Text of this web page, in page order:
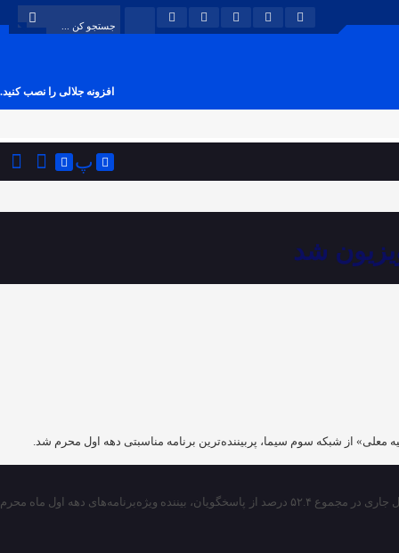
افزونه جلالی را نصب کنید.
پ
شد
معلی» از شبکه سوم سیما، پربیننده‌ترین برنامه‌ مناسبتی دهه اول محرم شد.
به گزارش پایگاه خبری شباویز به نقل از خبرگزاری فارس، نتایج نظرسنجی انجام شده از سوی مرکز تحقیقات سازمان صداوسیما حاکی از آن است که در دهه اول محرم سال جاری در مجموع ۵۲.۴ درصد از پاسخگویان، بیننده ویژه‌برنامه‌های دهه اول ماه محرم